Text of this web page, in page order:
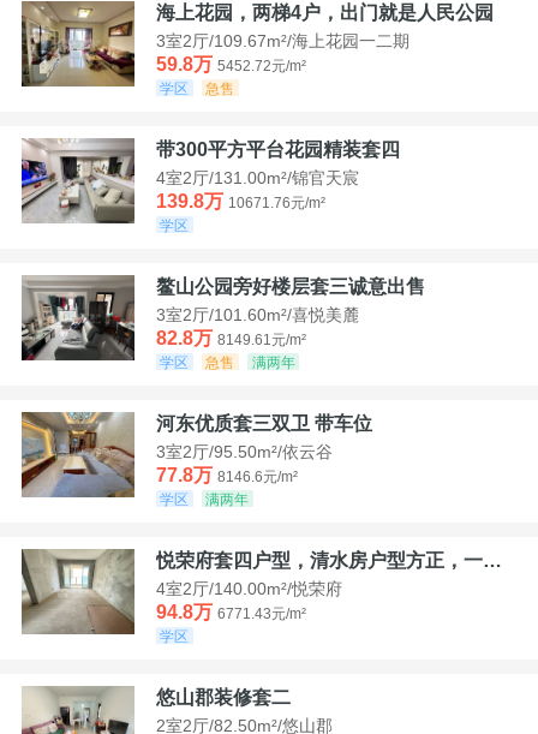
海上花园，两梯4户，出门就是人民公园
3室2厅/109.67m²/海上花园一二期
59.8万 5452.72元/m²
学区
急售
带300平方平台花园精装套四
4室2厅/131.00m²/锦官天宸
139.8万 10671.76元/m²
学区
鳌山公园旁好楼层套三诚意出售
3室2厅/101.60m²/喜悦美麓
82.8万 8149.61元/m²
学区
急售 满两年
河东优质套三双卫 带车位
3室2厅/95.50m²/依云谷
77.8万 8146.6元/m²
学区
满两年
悦荣府套四户型，清水房户型方正，一口价94，8
4室2厅/140.00m²/悦荣府
94.8万 6771.43元/m²
学区
悠山郡装修套二
2室2厅/82.50m²/悠山郡